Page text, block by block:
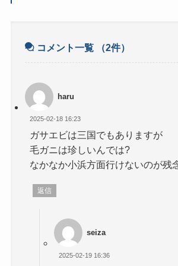
コメント一覧 （2件）
haru
2025-02-18 16:23
ガサエビは三国でもありますが
毛ガニは珍しいんでは?
なかなか小浜方面行けないのが残
返信
seiza
2025-02-19 16:36